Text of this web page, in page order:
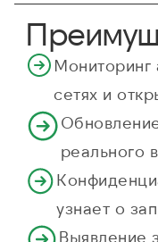
Мониторинг
сетях и
реального
узнает о
Выявление